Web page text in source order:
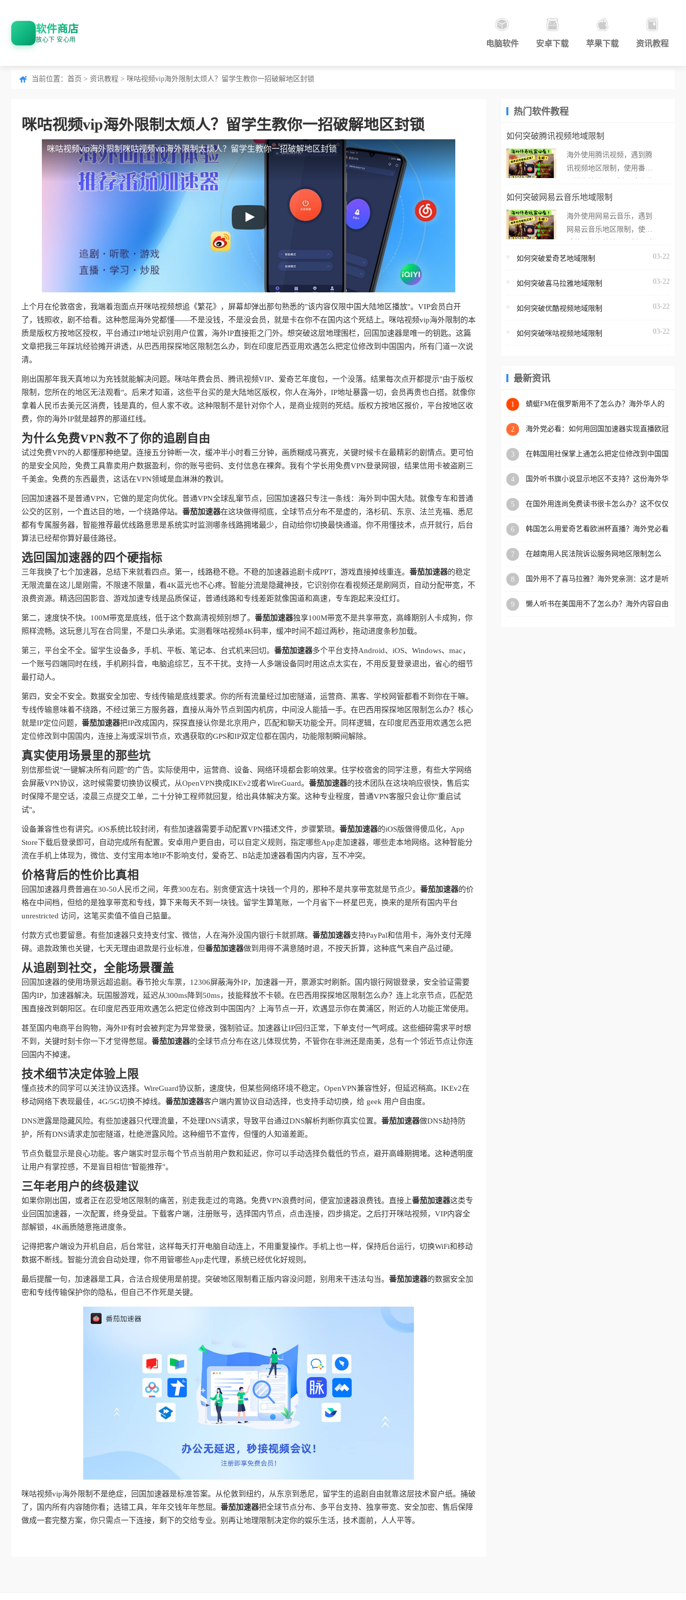
软件商店
放心下 安心用 电脑软件 安卓下载 苹果下载 资讯教程
当前位置： 首页 > 资讯教程 > 咪咕视频vip海外限制太烦人？留学生教你一招破解地区封锁
咪咕视频vip海外限制太烦人？留学生教你一招破解地区封锁
咪咕视频vip海外限制咪咕视频vip海外限制太烦人？留学生教你一招破解地区封锁
上个月在伦敦宿舍，我端着泡面点开咪咕视频想追《繁花》，屏幕却弹出那句熟悉的"该内容仅限中国大陆地区播放"。VIP会员白开
了，钱照收，剧不给看。这种憋屈海外党都懂——不是没钱，不是没会员，就是卡在你不在国内这个死结上。咪咕视频vip海外限制的本
质是版权方按地区授权，平台通过IP地址识别用户位置，海外IP直接拒之门外。想突破这层地理围栏，回国加速器是唯一的钥匙。这篇
文章把我三年踩坑经验摊开讲透，从巴西用探探地区限制怎么办，到在印度尼西亚用欢遇怎么把定位修改到中国国内，所有门道一次说
清。
刚出国那年我天真地以为充钱就能解决问题。咪咕年费会员、腾讯视频VIP、爱奇艺年度包，一个没落。结果每次点开都提示"由于版权
限制，您所在的地区无法观看"。后来才知道，这些平台买的是大陆地区版权，你人在海外，IP地址暴露一切，会员再贵也白搭。就像你
拿着人民币去美元区消费，钱是真的，但人家不收。这种限制不是针对你个人，是商业规则的死结。版权方按地区报价，平台按地区收
费，你的海外IP就是越界的那道红线。
为什么免费VPN救不了你的追剧自由
试过免费VPN的人都懂那种绝望。连接五分钟断一次，缓冲半小时看三分钟，画质糊成马赛克，关键时候卡在最精彩的剧情点。更可怕
的是安全风险，免费工具靠卖用户数据盈利，你的账号密码、支付信息在裸奔。我有个学长用免费VPN登录网银，结果信用卡被盗刷三
千美金。免费的东西最贵，这话在VPN领域是血淋淋的教训。
回国加速器不是普通VPN，它做的是定向优化。普通VPN全球乱窜节点，回国加速器只专注一条线：海外到中国大陆。就像专车和普通
公交的区别，一个直达目的地，一个绕路停站。 番茄加速器在这块做得彻底，全球节点分布不是虚的，洛杉矶、东京、法兰克福、悉尼
都有专属服务器，智能推荐最优线路意思是系统实时监测哪条线路拥堵最少，自动给你切换最快通道。你不用懂技术，点开就行，后台
算法已经帮你算好最佳路径。
选回国加速器的四个硬指标
三年我换了七个加速器，总结下来就看四点。第一，线路稳不稳。不稳的加速器追剧卡成PPT，游戏直接掉线重连。 番茄加速器的稳定
无限流量在这儿是刚需，不限速不限量，看4K蓝光也不心疼。智能分流是隐藏神技，它识别你在看视频还是刷网页，自动分配带宽，不
浪费资源。精选回国影音、游戏加速专线是品质保证，普通线路和专线差距就像国道和高速，专车跑起来没红灯。
第二，速度快不快。100M带宽是底线，低于这个数高清视频别想了。 番茄加速器独享100M带宽不是共享带宽，高峰期别人卡成狗，你
照样流畅。这玩意儿写在合同里，不是口头承诺。实测看咪咕视频4K码率，缓冲时间不超过两秒，拖动进度条秒加载。
第三，平台全不全。留学生设备多，手机、平板、笔记本、台式机来回切。 番茄加速器多个平台支持Android、iOS、Windows、mac，
一个账号四端同时在线，手机刷抖音，电脑追综艺，互不干扰。支持一人多端设备同时用这点太实在，不用反复登录退出，省心的细节
最打动人。
第四，安全不安全。数据安全加密、专线传输是底线要求。你的所有流量经过加密隧道，运营商、黑客、学校网管都看不到你在干嘛。
专线传输意味着不绕路，不经过第三方服务器，直接从海外节点到国内机房，中间没人能插一手。在巴西用探探地区限制怎么办？核心
就是IP定位问题， 番茄加速器把IP改成国内，探探直接认你是北京用户，匹配和聊天功能全开。同样逻辑，在印度尼西亚用欢遇怎么把
定位修改到中国国内，连接上海或深圳节点，欢遇获取的GPS和IP双定位都在国内，功能限制瞬间解除。
真实使用场景里的那些坑
别信那些说"一键解决所有问题"的广告。实际使用中，运营商、设备、网络环境都会影响效果。住学校宿舍的同学注意，有些大学网络
会屏蔽VPN协议，这时候需要切换协议模式，从OpenVPN换成IKEv2或者WireGuard。 番茄加速器的技术团队在这块响应很快，售后实
时保障不是空话，凌晨三点提交工单，二十分钟工程师就回复，给出具体解决方案。这种专业程度，普通VPN客服只会让你"重启试
试"。
设备兼容性也有讲究。iOS系统比较封闭，有些加速器需要手动配置VPN描述文件，步骤繁琐。 番茄加速器的iOS版做得傻瓜化，App
Store下载后登录即可，自动完成所有配置。安卓用户更自由，可以自定义规则，指定哪些App走加速器，哪些走本地网络。这种智能分
流在手机上体现为，微信、支付宝用本地IP不影响支付，爱奇艺、B站走加速器看国内内容，互不冲突。
价格背后的性价比真相
回国加速器月费普遍在30-50人民币之间，年费300左右。别贪便宜选十块钱一个月的，那种不是共享带宽就是节点少。 番茄加速器的价
格在中间档，但给的是独享带宽和专线，算下来每天不到一块钱。留学生算笔账，一个月省下一杯星巴克，换来的是所有国内平台
unrestricted 访问，这笔买卖值不值自己掂量。
付款方式也要留意。有些加速器只支持支付宝、微信，人在海外没国内银行卡就抓瞎。 番茄加速器支持PayPal和信用卡，海外支付无障
碍。退款政策也关键，七天无理由退款是行业标准，但番茄加速器做到用得不满意随时退，不按天折算，这种底气来自产品过硬。
从追剧到社交，全能场景覆盖
回国加速器的使用场景远超追剧。春节抢火车票，12306屏蔽海外IP，加速器一开，票源实时刷新。国内银行网银登录，安全验证需要
国内IP，加速器解决。玩国服游戏，延迟从300ms降到50ms，技能释放不卡顿。在巴西用探探地区限制怎么办？连上北京节点，匹配范
围直接改到朝阳区。在印度尼西亚用欢遇怎么把定位修改到中国国内？上海节点一开，欢遇显示你在黄浦区，附近的人功能正常使用。
甚至国内电商平台购物，海外IP有时会被判定为异常登录，强制验证。加速器让IP回归正常，下单支付一气呵成。这些细碎需求平时想
不到，关键时刻卡你一下才觉得憋屈。 番茄加速器的全球节点分布在这儿体现优势，不管你在非洲还是南美，总有一个邻近节点让你连
回国内不掉速。
技术细节决定体验上限
懂点技术的同学可以关注协议选择。WireGuard协议新，速度快，但某些网络环境不稳定。OpenVPN兼容性好，但延迟稍高。IKEv2在
移动网络下表现最佳，4G/5G切换不掉线。 番茄加速器客户端内置协议自动选择，也支持手动切换，给 geek 用户自由度。
DNS泄露是隐藏风险。有些加速器只代理流量，不处理DNS请求，导致平台通过DNS解析判断你真实位置。 番茄加速器做DNS劫持防
护，所有DNS请求走加密隧道，杜绝泄露风险。这种细节不宣传，但懂的人知道差距。
节点负载显示是良心功能。客户端实时显示每个节点当前用户数和延迟，你可以手动选择负载低的节点，避开高峰期拥堵。这种透明度
让用户有掌控感，不是盲目相信"智能推荐"。
三年老用户的终极建议
如果你刚出国，或者正在忍受地区限制的痛苦，别走我走过的弯路。免费VPN浪费时间，便宜加速器浪费钱。直接上番茄加速器这类专
业回国加速器，一次配置，终身受益。下载客户端，注册账号，选择国内节点，点击连接，四步搞定。之后打开咪咕视频，VIP内容全
部解锁，4K画质随意拖进度条。
记得把客户端设为开机自启，后台常驻，这样每天打开电脑自动连上，不用重复操作。手机上也一样，保持后台运行，切换WiFi和移动
数据不断线。智能分流会自动处理，你不用管哪些App走代理，系统已经优化好规则。
最后提醒一句，加速器是工具，合法合规使用是前提。突破地区限制看正版内容没问题，别用来干违法勾当。 番茄加速器的数据安全加
密和专线传输保护你的隐私，但自己不作死是关键。
咪咕视频vip海外限制不是绝症，回国加速器是标准答案。从伦敦到纽约，从东京到悉尼，留学生的追剧自由就靠这层技术窗户纸。捅破
了，国内所有内容随你看；选错工具，年年交钱年年憋屈。 番茄加速器把全球节点分布、多平台支持、独享带宽、安全加密、售后保障
做成一套完整方案，你只需点一下连接，剩下的交给专业。别再让地理限制决定你的娱乐生活，技术面前，人人平等。
热门软件教程
如何突破腾讯视频地域限制
海外使用腾讯视频，遇到腾
讯视频地区限制，使用番茄
外打开腾讯视频，却突然弹
地区无法播放”的提示语。
海外用户如香港、澳门、台
亚、欧洲等国家和地区时，
台一样，出现地区及版权限
地区播放。 遇到这个问题的
区工作、留学、定居等，都
权限制所困扰。
如何突破网易云音乐地域限制
海外使用网易云音乐，遇到
网易云音乐地区限制，使用
在海外打开网易云音乐，却
所在的地区无法播放”的提示
门、台湾、美国、加拿大、
区时，网易云音乐也会像其
回国加速器，即可解决「海
版权限制」的问题，无论人
国、加拿大、澳大利亚、欧
学、定居等，都可以使用，
扰。
如何突破爱奇艺地域限制 03-22
如何突破喜马拉雅地域限制 03-22
如何突破优酷视频地域限制 03-22
如何突破咪咕视频地域限制 03-22
最新资讯
1
蜻蜓FM在俄罗斯用不了怎么办？海外华人的
2
海外党必看：如何用回国加速器实现直播欧冠
3
在韩国用社保掌上通怎么把定位修改到中国国
4
国外听书旗小说显示地区不支持？这份海外华
5
在国外用连尚免费读书很卡怎么办？这不仅仅
6
韩国怎么用爱奇艺看欧洲杯直播？海外党必看
7
在越南用人民法院诉讼服务网地区限制怎么
8
国外用不了喜马拉雅？海外党亲测：这才是听
9
懒人听书在美国用不了怎么办？海外内容自由